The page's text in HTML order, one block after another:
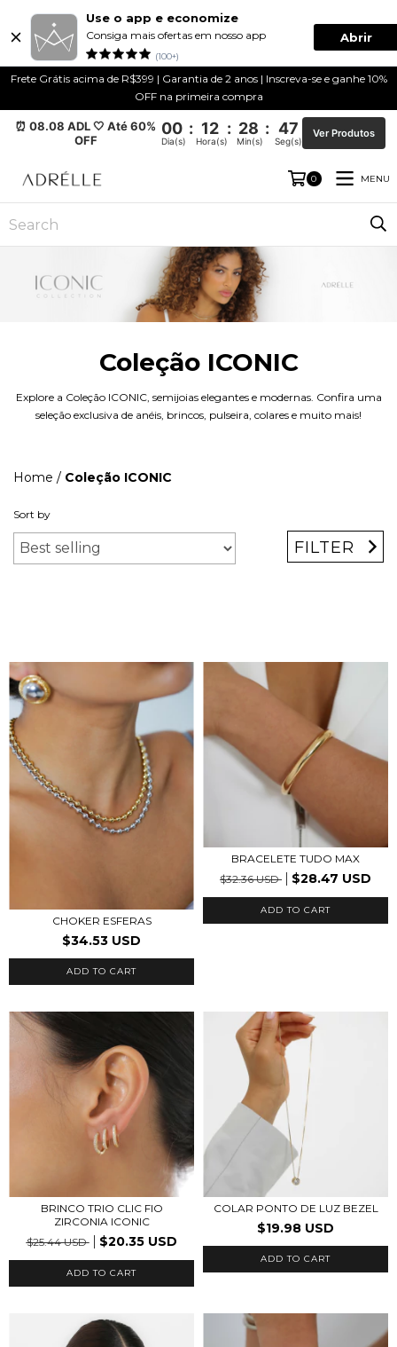
Use o app e economize
Consiga mais ofertas em nosso app
(100+)
Abrir
Frete Grátis acima de R$399 | Garantia de 2 anos | Inscreva-se e ganhe 10%
OFF na primeira compra
⏰ 08.08 ADL 🤍 Até 60%
OFF
00 : 12 : 28 : 46
Dia(s) Hora(s) Min(s) Seg(s)
Ver Produtos
0 MENU
Coleção ICONIC
Explore a Coleção ICONIC, semijoias elegantes e modernas. Confira uma
seleção exclusiva de anéis, brincos, pulseira, colares e muito mais!
Home / Coleção ICONIC
Sort by
FILTER
CHOKER ESFERAS
$34.53 USD
ADD TO CART
BRACELETE TUDO MAX
$32.36 USD
$28.47 USD
ADD TO CART
BRINCO TRIO CLIC FIO
ZIRCONIA ICONIC
$25.44 USD
$20.35 USD
ADD TO CART
COLAR PONTO DE LUZ BEZEL
$19.98 USD
ADD TO CART